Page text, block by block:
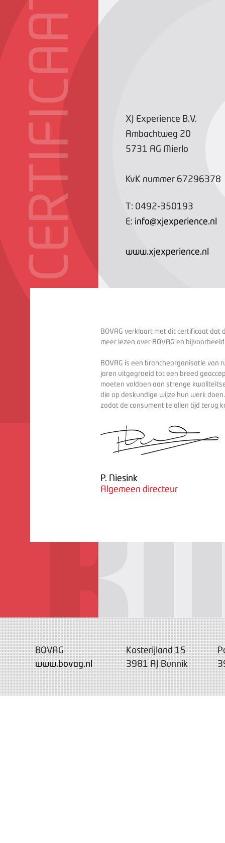
CERTIFICAAT
XJ Experience B.V.
Ambachtweg 20
5731 AG Mierlo
KvK nummer 67296378
T: 0492-350193
E: info@xjexperience.nl
www.xjexperience.nl
BOVAG verklaart met dit certificaat dat
meer lezen over BOVAG en
BOVAG is een brancheorganisatie van
jaren uitgegroeid tot een breed
moeten voldoen aan strenge
die op deskundige wijze hun werk
zodat de consument te allen tijd terug
P. Niesink
Algemeen directeur
BOVAG
www.bovag.nl
Kosterijland 15
3981 AJ Bunnik